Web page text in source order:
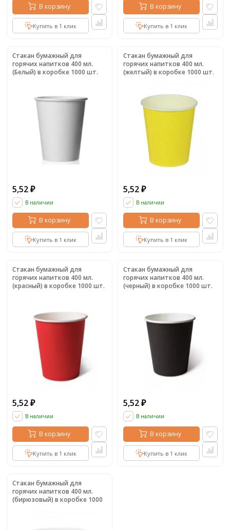
В корзину
Купить в 1 клик
В корзину
Купить в 1 клик
Стакан бумажный для
горячих напитков 400 мл.
(Белый) в коробке 1000 шт.
5,52 ₽
В наличии
В корзину
Купить в 1 клик
Стакан бумажный для
горячих напитков 400 мл.
(желтый) в коробке 1000 шт.
5,52 ₽
В наличии
В корзину
Купить в 1 клик
Стакан бумажный для
горячих напитков 400 мл.
(красный) в коробке 1000 шт.
5,52 ₽
В наличии
В корзину
Купить в 1 клик
Стакан бумажный для
горячих напитков 400 мл.
(черный) в коробке 1000 шт.
5,52 ₽
В наличии
В корзину
Купить в 1 клик
Стакан бумажный для
горячих напитков 400 мл.
(бирюзовый) в коробке 1000